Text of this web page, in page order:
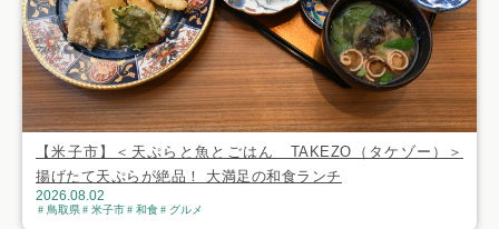
【米子市】＜天ぷらと魚とごはん TAKEZO（タケゾー）＞
揚げたて天ぷらが絶品！ 大満足の和食ランチ
2026.08.02
鳥取県 米子市 和食 グルメ